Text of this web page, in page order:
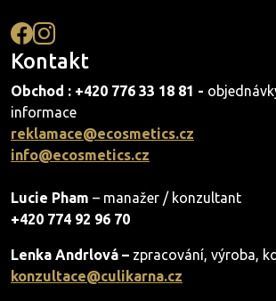
Kontakt
Obchod : +420 776 33 18 81 -
informace
reklamace@ecosmetics.cz
info@ecosmetics.cz
Lucie Pham – manažer / konzultant
+420 774 92 96 70
Lenka Andrlová – zpracování, výroba,
konzultace@culikarna.cz